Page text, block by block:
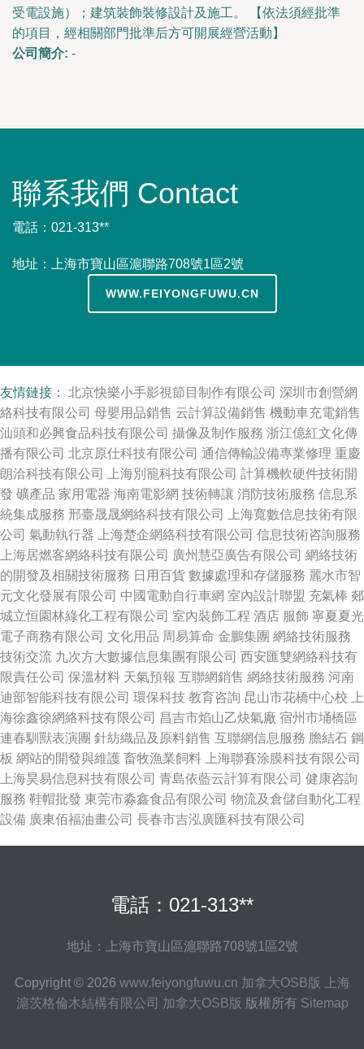
受電設施）；建筑裝飾裝修設計及施工。 【依法須經批準
的項目，經相關部門批準后方可開展經營活動】
公司簡介: -
聯系我們 Contact
電話：021-313**
地址：上海市寶山區滬聯路708號1區2號
WWW.FEIYONGFUWU.CN
友情鏈接： 北京快樂小手影視節目制作有限公司 深圳市創營網
絡科技有限公司 母嬰用品銷售 云計算設備銷售 機動車充電銷售
汕頭和必興食品科技有限公司 攝像及制作服務 浙江億紅文化傳
播有限公司 北京原仕科技有限公司 通信傳輸設備專業修理 重慶
朗洽科技有限公司
上海別籠科技有限公司 計算機軟硬件技術開
發 礦產品 家用電器 海南電影網 技術轉讓 消防技術服務 信息系
統集成服務 邢臺晟晟網絡科技有限公司
上海寬數信息技術有限
公司 氣動執行器 上海楚企網絡科技有限公司 信息技術咨詢服務
上海居燃客網絡科技有限公司 廣州慧亞廣告有限公司 網絡技術
的開發及相關技術服務 日用百貨 數據處理和存儲服務 麗水市智
元文化發展有限公司 中國電動自行車網 室內設計聯盟 充氣棒 郯
城立恒園林綠化工程有限公司 室內裝飾工程 酒店 服飾 寧夏夏光
電子商務有限公司 文化用品 周易算命 金鵬集團 網絡技術服務
技術交流 九次方大數據信息集團有限公司 西安匯雙網絡科技有
限責任公司 保溫材料 天氣預報 互聯網銷售 網絡技術服務 河南
迪部智能科技有限公司 環保科技 教育咨詢 昆山市花橋中心校
上
海徐鑫徐網絡科技有限公司 昌吉市焰山乙炔氣廠 宿州市埇橋區
連春馴獸表演團 針紡織品及原料銷售 互聯網信息服務 膽結石 鋼
板 網站的開發與維護 畜牧漁業飼料
上海聯賽涂膜科技有限公司
上海昊易信息科技有限公司 青島依藍云計算有限公司 健康咨詢
服務 鞋帽批發 東莞市淼鑫食品有限公司 物流及倉儲自動化工程
設備 廣東佰福油畫公司 長春市吉泓廣匯科技有限公司
電話：021-313**
地址：上海市寶山區滬聯路708號1區2號
Copyright © 2026 www.feiyongfuwu.cn 加拿大OSB版
上海
滬茨格倫木結構有限公司 加拿大OSB版 版權所有 Sitemap